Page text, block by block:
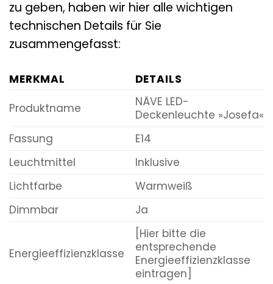
zu geben, haben wir hier alle wichtigen
technischen Details für Sie
zusammengefasst:
MERKMAL
DETAILS
Produktname
NÄVE LED-
Deckenleuchte »Josefa«
Fassung
E14
Leuchtmittel
Inklusive
Lichtfarbe
Warmweiß
Dimmbar
Ja
Energieeffizienzklasse
[Hier bitte die
entsprechende
Energieeffizienzklasse
eintragen]